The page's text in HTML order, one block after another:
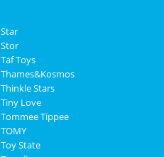
Star
Stor
Taf Toys
Thames&Kosmos
Thinkle Stars
Tiny Love
Tommee Tippee
TOMY
Toy State